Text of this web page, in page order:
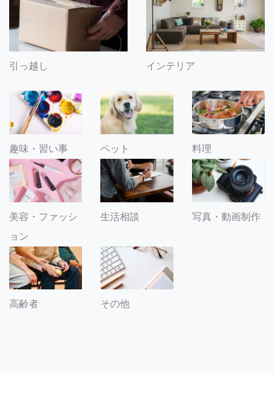
引っ越し インテリア
趣味・習い事 ペット 料理
美容・ファッシ
ョン
生活相談 写真・動画制作
高齢者 その他